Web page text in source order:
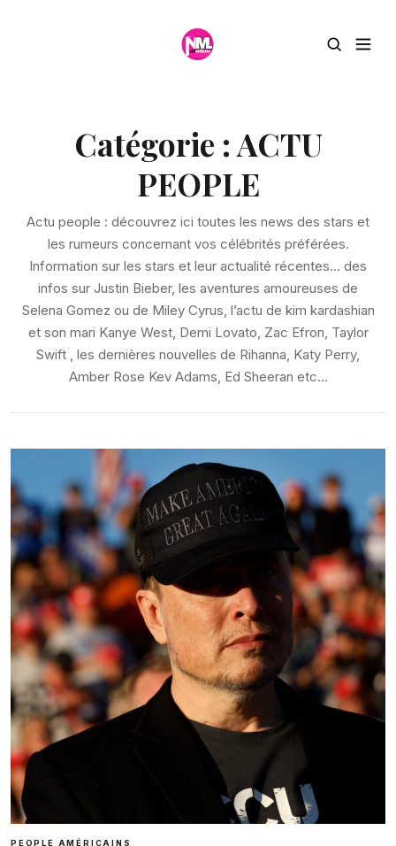
Catégorie :ACTU
PEOPLE
Actu people : découvrez ici toutes les news des stars et
les rumeurs concernant vos célébrités préférées.
Information sur les stars et leur actualité récentes… des
infos sur Justin Bieber, les aventures amoureuses de
Selena Gomez ou de Miley Cyrus, l’actu de kim kardashian
et son mari Kanye West, Demi Lovato, Zac Efron, Taylor
Swift , les dernières nouvelles de Rihanna, Katy Perry,
Amber Rose Kev Adams, Ed Sheeran etc…
PEOPLE AMÉRICAINS